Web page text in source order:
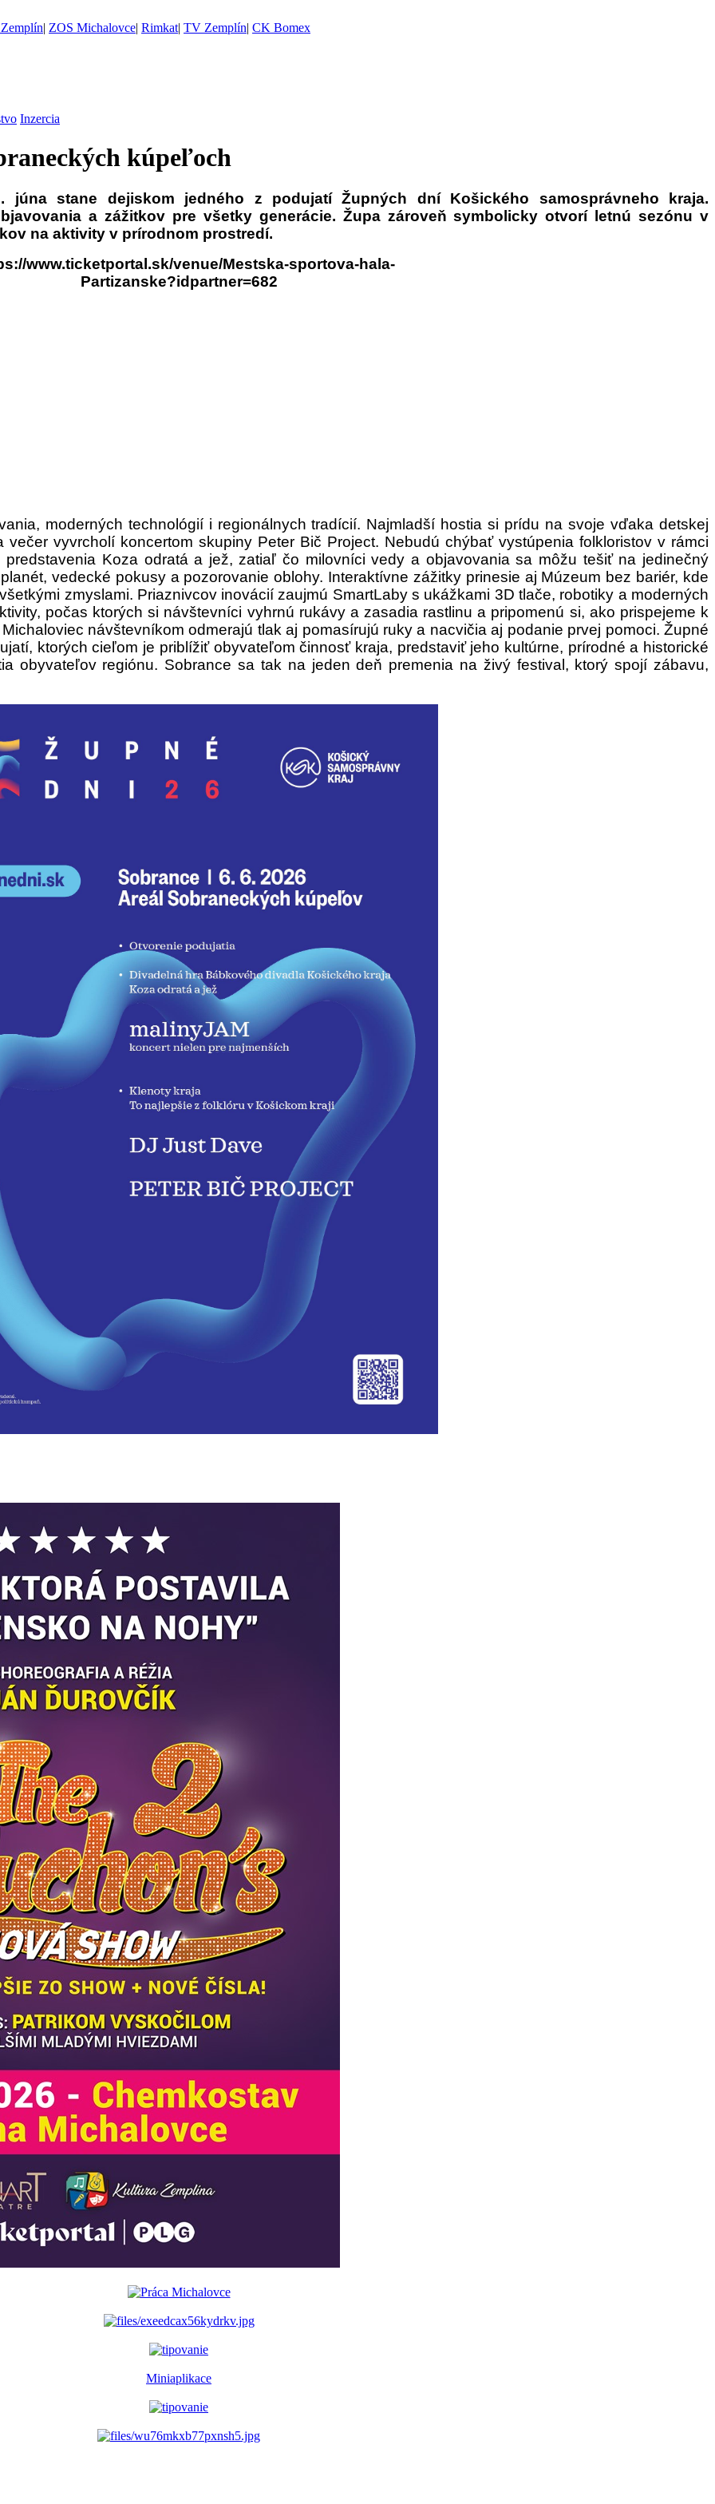
| ZOS Michalovce| Rimkat| TV Zemplín| CK Bomex
Inzercia
kúpeľoch
stane dejiskom jedného z podujatí Župných dní Košického samosprávneho kraja.
a zážitkov pre všetky generácie. Župa zároveň symbolicky otvorí letnú sezónu v
na aktivity v prírodnom prostredí.
moderných technológií i regionálnych tradícií. Najmladší hostia si prídu na svoje vďaka detskej
vyvrcholí koncertom skupiny Peter Bič Project. Nebudú chýbať vystúpenia folkloristov v rámci
Koza odratá a jež, zatiaľ čo milovníci vedy a objavovania sa môžu tešiť na jedinečný
vedecké pokusy a pozorovanie oblohy. Interaktívne zážitky prinesie aj Múzeum bez bariér, kde
zmyslami. Priaznivcov inovácií zaujmú SmartLaby s ukážkami 3D tlače, robotiky a moderných
počas ktorých si návštevníci vyhrnú rukávy a zasadia rastlinu a pripomenú si, ako prispejeme k
návštevníkom odmerajú tlak aj pomasírujú ruky a nacvičia aj podanie prvej pomoci. Župné
ktorých cieľom je priblížiť obyvateľom činnosť kraja, predstaviť jeho kultúrne, prírodné a historické
obyvateľov regiónu. Sobrance sa tak na jeden deň premenia na živý festival, ktorý spojí zábavu,
Miniaplikace